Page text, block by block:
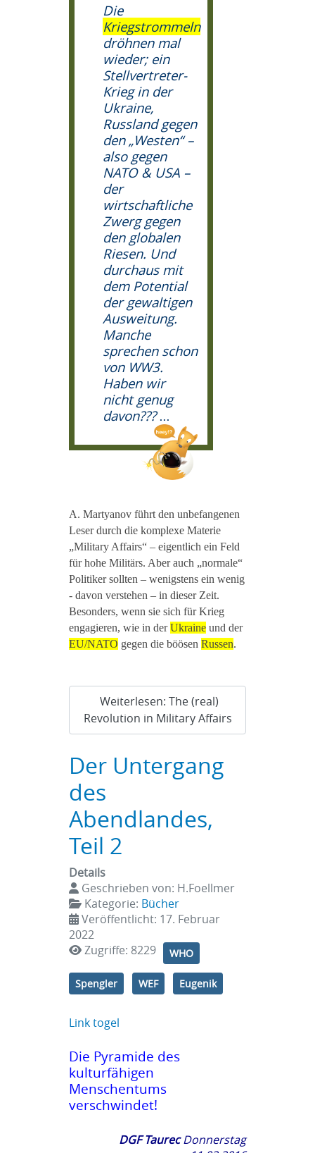
Die
Kriegstrommeln
dröhnen mal
wieder; ein
Stellvertreter-
Krieg in der
Ukraine,
Russland gegen
den „Westen“ –
also gegen
NATO & USA –
der
wirtschaftliche
Zwerg gegen
den globalen
Riesen. Und
durchaus mit
dem Potential
der gewaltigen
Ausweitung.
Manche
sprechen schon
von WW3.
Haben wir
nicht genug
davon???...
A. Martyanov führt den unbefangenen
Leser durch die komplexe Materie
„Military Affairs“ – eigentlich ein Feld
für hohe Militärs. Aber auch „normale“
Politiker sollten – wenigstens ein wenig
- davon verstehen – in dieser Zeit.
Besonders, wenn sie sich für Krieg
engagieren, wie in derUkraine und der
EU/NATO gegen die böösen Russen.
Weiterlesen: The (real)
Revolution in Military Affairs
Der Untergang
des
Abendlandes,
Teil 2
Details
Geschrieben von: H.Foellmer
Kategorie: Bücher
Veröffentlicht: 17. Februar
2022
Zugriffe: 8229
WHO
Spengler WEF Eugenik
Link togel
Die Pyramide des
kulturfähigen
Menschentums
verschwindet!
DGF TaurecDonnerstag